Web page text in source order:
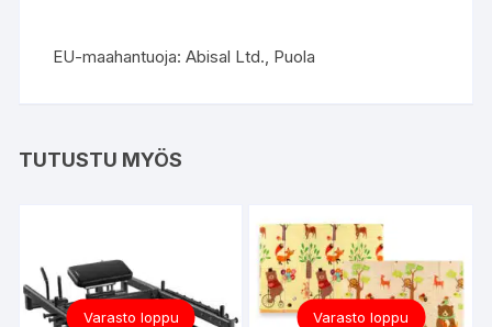
EU-maahantuoja: Abisal Ltd., Puola
TUTUSTU MYÖS
Varasto loppu Varasto loppu